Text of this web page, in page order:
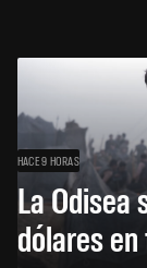
HACE 9 HORAS
La Odisea
dólares